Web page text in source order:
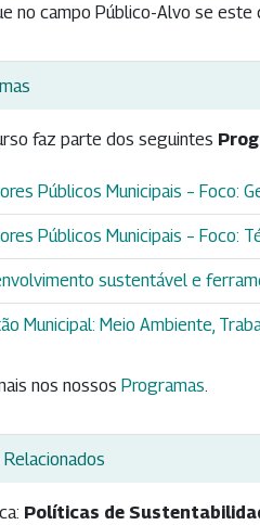
no campo Público-Alvo se
faz parte dos seguintes
Públicos Municipais – Foco:
Públicos Municipais – Foco:
sustentável e
Municipal: Meio Ambiente,
nos nossos Programas.
Políticas de